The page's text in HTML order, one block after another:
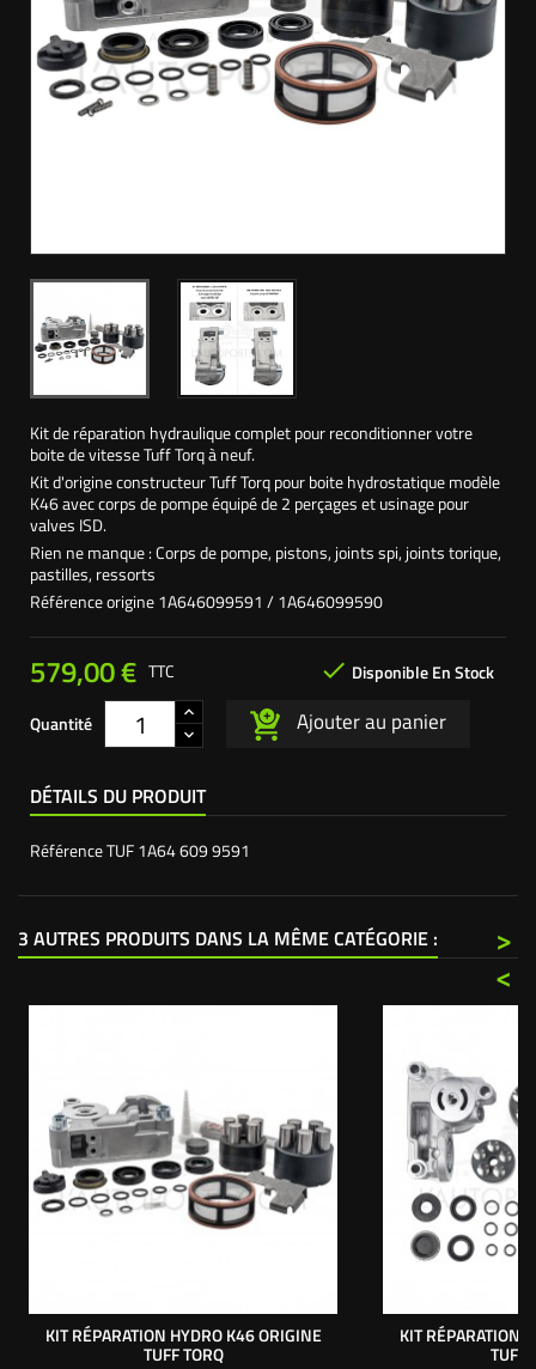
Kit de réparation hydraulique complet pour reconditionner votre
boite de vitesse Tuff Torq à neuf.
Kit d'origine constructeur Tuff Torq pour boite hydrostatique modèle
K46 avec corps de pompe équipé de 2 perçages et usinage pour
valves ISD.
Rien ne manque : Corps de pompe, pistons, joints spi, joints torique,
pastilles, ressorts
Référence origine 1A646099591 / 1A646099590
579,00 €  Disponible En Stock
TTC
Quantité Ajouter au panier
DÉTAILS DU PRODUIT
RéférenceTUF 1A64 609 9591
3 AUTRES PRODUITS DANS LA MÊME CATÉGORIE :
>
<
KIT RÉPARATION HYDRO K46 ORIGINE
TUFF TORQ
KIT RÉPARATION
TUFF